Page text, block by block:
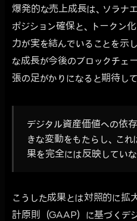
爆発的な売上成長は、ソラナ
ポジション確保と、トークン
力が実を結んでいることを示
な成長が今後のブロックチェ
張の足がかりになると期待して
デジタル資産価値への依
きな変動をもたらし、こ
果を完全には反映していな
こうした成果とは対照的に拡
計原則（GAAP）に基づくデ